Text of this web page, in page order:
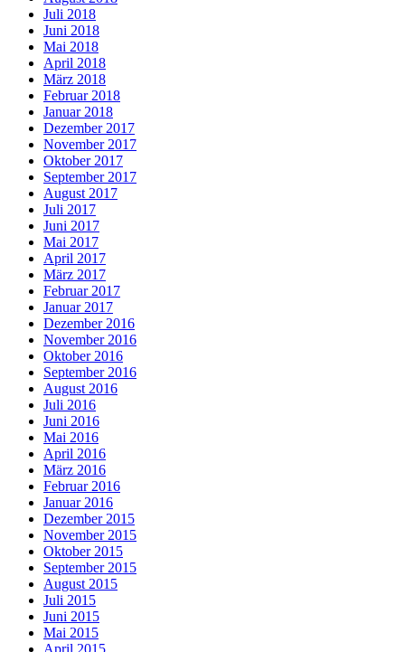
Juli 2018
Juni 2018
Mai 2018
April 2018
März 2018
Februar 2018
Januar 2018
Dezember 2017
November 2017
Oktober 2017
September 2017
August 2017
Juli 2017
Juni 2017
Mai 2017
April 2017
März 2017
Februar 2017
Januar 2017
Dezember 2016
November 2016
Oktober 2016
September 2016
August 2016
Juli 2016
Juni 2016
Mai 2016
April 2016
März 2016
Februar 2016
Januar 2016
Dezember 2015
November 2015
Oktober 2015
September 2015
August 2015
Juli 2015
Juni 2015
Mai 2015
April 2015